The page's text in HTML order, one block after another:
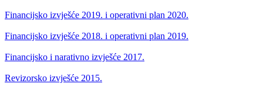
Financijsko izvješće 2019. i operativni plan 2020.
Financijsko izvješće 2018. i operativni plan 2019.
Financijsko i narativno izvješće 2017.
Revizorsko izvješće 2015.